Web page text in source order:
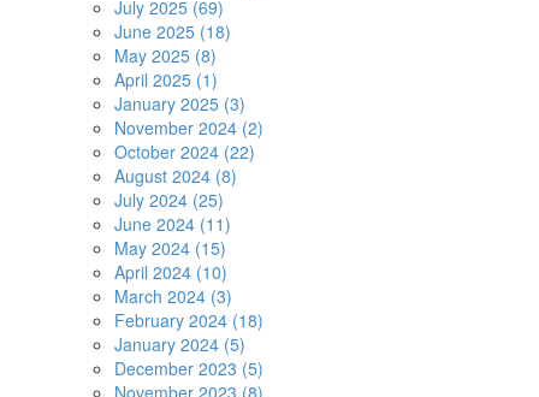
July 2025 (69)
June 2025 (18)
May 2025 (8)
April 2025 (1)
January 2025 (3)
November 2024 (2)
October 2024 (22)
August 2024 (8)
July 2024 (25)
June 2024 (11)
May 2024 (15)
April 2024 (10)
March 2024 (3)
February 2024 (18)
January 2024 (5)
December 2023 (5)
November 2023 (8)